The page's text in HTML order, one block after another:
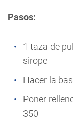
Pasos:
1 taza de
sirope
Hacer la
Poner
350